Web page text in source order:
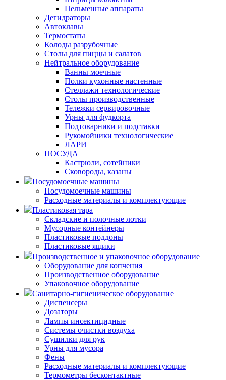
Пельменные аппараты
Дегидраторы
Автоклавы
Термостаты
Колоды разрубочные
Столы для пиццы и салатов
Нейтральное оборудование
Ванны моечные
Полки кухонные настенные
Стеллажи технологические
Столы производственные
Тележки сервировочные
Урны для фудкорта
Подтоварники и подставки
Рукомойники технологические
ЛАРИ
ПОСУДА
Кастрюли, сотейники
Сковороды, казаны
Посудомоечные машины
Посудомоечные машины
Расходные материалы и комплектующие
Пластиковая тара
Складские и полочные лотки
Мусорные контейнеры
Пластиковые поддоны
Пластиковые ящики
Производственное и упаковочное оборудование
Оборудование для копчения
Производственное оборудование
Упаковочное оборудование
Санитарно-гигиеническое оборудование
Диспенсеры
Дозаторы
Лампы инсектицидные
Системы очистки воздуха
Сушилки для рук
Урны для мусора
Фены
Расходные материалы и комплектующие
Термометры бесконтактные